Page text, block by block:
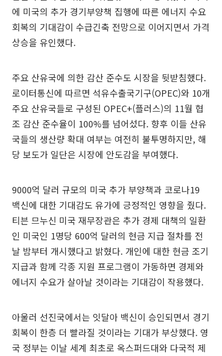
에 미국의 추가 경기부양책 집행에 따른 에너지 수요
회복의 기대감이 수급긴축 전망으로 이어지면서 가격
상승을 유인했다.
주요 산유국에 의한 감산 준수도 시장을 뒷받침했다.
로이터통신에 따르면 석유수출국기구(OPEC)와 10개
주요 산유국들로 구성된 OPEC+(플러스)의 11월 협
조 감산 준수율이 100%를 넘어섰다. 향후 이들 산유
국들의 생산량 확대 여부는 여전히 불투명하지만, 해
당 보도가 일단은 시장에 안도감을 부여했다.
9000억 달러 규모의 미국 추가 부양책과 코로나19
백신에 대한 기대감도 유가에 긍정적인 영향을 줬다.
티븐 므누신 미국 재무장관은 추가 경제 대책의 일환
인 미국인 1명당 600억 달러의 현금 지급 절차를 전
날 밤부터 개시했다고 밝혔다. 개인에 대한 현금 조기
지급과 함께 각종 지원 프로그램이 가동하면 경제와
에너지 수요가 살아날 것이라는 기대감이 작용했다.
아울러 선진국에서는 잇달아 백신이 승인되면서 경기
회복이 한층 더 빨라질 것이라는 기대가 부상했다. 영
국 정부는 이날 세계 최초로 옥스퍼드대와 다국적 제